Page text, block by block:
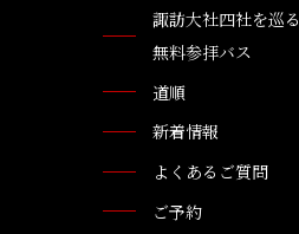
諏訪大社四社を巡る
無料参拝バス
道順
新着情報
よくあるご質問
ご予約